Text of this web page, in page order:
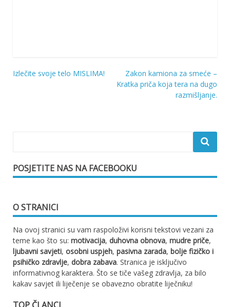
Izlečite svoje telo MISLIMA!
Zakon kamiona za smeće –
Kratka priča koja tera na dugo
razmišljanje.
POSJETITE NAS NA FACEBOOKU
O STRANICI
Na ovoj stranici su vam raspoloživi korisni tekstovi vezani za
teme kao što su: motivacija, duhovna obnova, mudre priče,
ljubavni savjeti, osobni uspjeh, pasivna zarada, bolje fizičko i
psihičko zdravlje, dobra zabava. Stranica je isključivo
informativnog karaktera. Što se tiče vašeg zdravlja, za bilo
kakav savjet ili liječenje se obavezno obratite liječniku!